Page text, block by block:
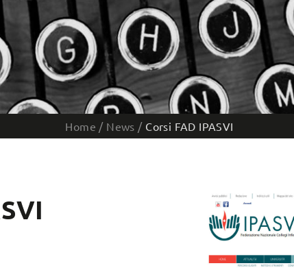
Home / News / Corsi FAD IPASVI